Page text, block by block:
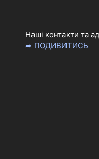
Наші контакти та
➦ ПОДИВИТИСЬ